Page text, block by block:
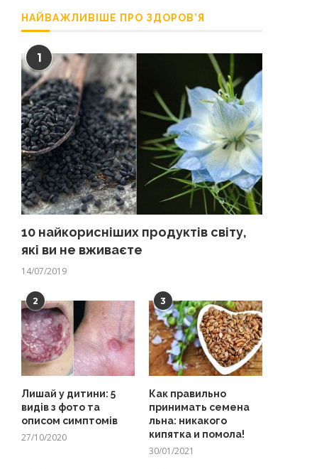
НАЙВАЖЛИВІШЕ ПРО ЗДОРОВ’Я
1
10 найкорисніших продуктів світу,
які ви не вживаєте
14/07/2019
2
Лишай у дитини: 5
видів з фото та
описом симптомів
27/10/2020
3
Как правильно
принимать семена
льна: никакого
кипятка и помола!
30/01/2021